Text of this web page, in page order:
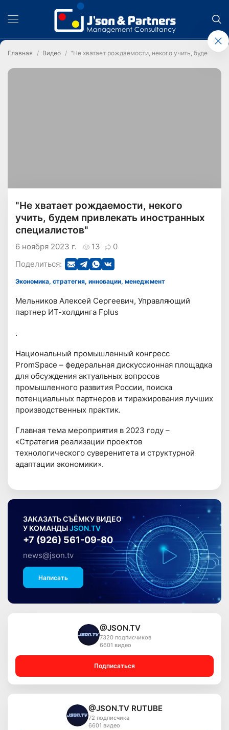
Главная Видео "Не хватает рождаемости, некого учить, будем
"Не хватает рождаемости, некого
учить, будем привлекать иностранных
специалистов"
13 0
6 ноября 2023 г.
Поделиться:
Экономика, стратегия, инновации, менеджмент
Мельников Алексей Сергеевич, Управляющий
партнер ИТ-холдинга Fplus
.
Национальный промышленный конгресс
PromSpace – федеральная дискуссионная площадка
для обсуждения актуальных вопросов
промышленного развития России, поиска
потенциальных партнеров и тиражирования лучших
производственных практик.
Главная тема мероприятия в 2023 году –
«Стратегия реализации проектов
технологического суверенитета и структурной
адаптации экономики».
ЗАКАЗАТЬ СЪЁМКУ ВИДЕО
У КОМАНДЫJSON.TV
+7 (926) 561-09-80
news@json.tv
Написать
@JSON.TV
7320 подписчиков
6601 видео
Подписаться
@JSON.TV RUTUBE
72 подписчика
6601 видео